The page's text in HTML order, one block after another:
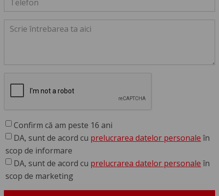
Confirm că am peste 16 ani
DA, sunt de acord cu prelucrarea datelor personale în
scop de informare
DA, sunt de acord cu prelucrarea datelor personale în
scop de marketing